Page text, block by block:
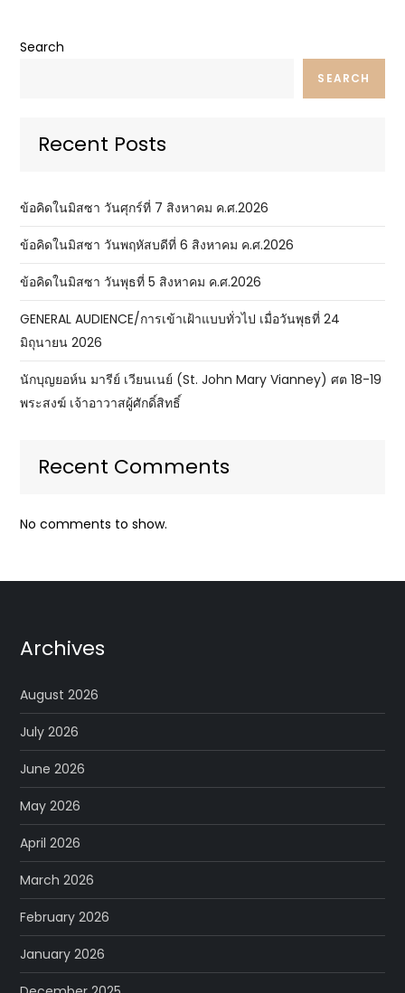
Search
SEARCH
Recent Posts
ข้อคิดในมิสซา วันศุกร์ที่ 7 สิงหาคม ค.ศ.2026
ข้อคิดในมิสซา วันพฤหัสบดีที่ 6 สิงหาคม ค.ศ.2026
ข้อคิดในมิสซา วันพุธที่ 5 สิงหาคม ค.ศ.2026
GENERAL AUDIENCE/การเข้าเฝ้าแบบทั่วไป เมื่อวันพุธที่ 24
มิถุนายน 2026
นักบุญยอห์น มารีย์ เวียนเนย์ (St. John Mary Vianney) ศต 18-19
พระสงฆ์ เจ้าอาวาสผู้ศักดิ์สิทธิ์
Recent Comments
No comments to show.
Archives
August 2026
July 2026
June 2026
May 2026
April 2026
March 2026
February 2026
January 2026